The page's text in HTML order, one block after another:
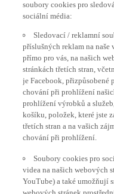
sociální média:
příslušných reklam na naše
přímo pro vás, na našich
stránkách třetích stran,
je Facebook, přizpůsobené
chování při prohlížení
prohlížení výrobků a
košíku, položek, které jste
třetích stran a na vašich
chování při prohlížení.
videa na našich webových
YouTube) a také umožňují
webových stránek